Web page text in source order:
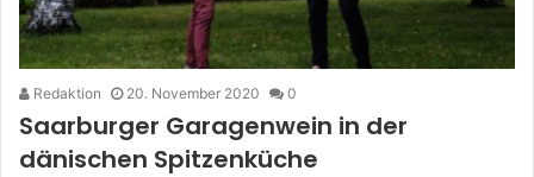
Redaktion 20. November 2020 0
Saarburger Garagenwein in der
dänischen Spitzenküche